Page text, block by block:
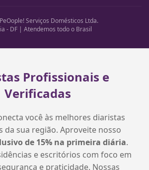
Serviços Domésticos Ltda.
- DF | Atendemos todo o Brasil
Profissionais e
Verificadas
você às melhores diaristas
da sua região. Aproveite nosso
de 15% na primeira diária.
e escritórios com foco em
e praticidade. Nossas